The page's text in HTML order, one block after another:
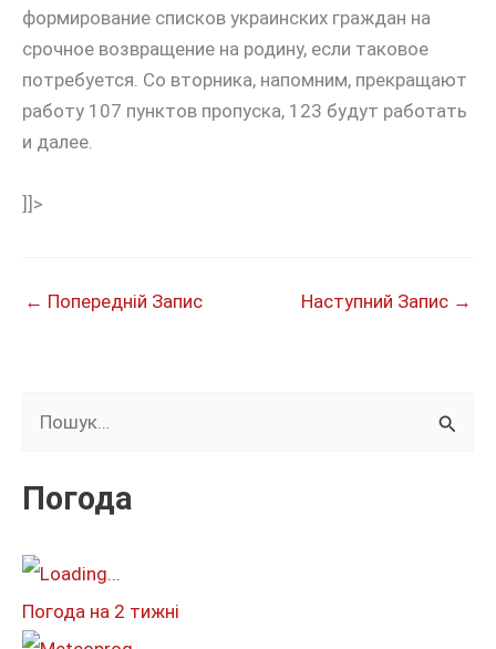
формирование списков украинских граждан на
срочное возвращение на родину, если таковое
потребуется. Со вторника, напомним, прекращают
работу 107 пунктов пропуска, 123 будут работать
и далее.
]]>
← Попередній Запис Наступний Запис →
к
т
:
Погода
Погода на 2 тижні